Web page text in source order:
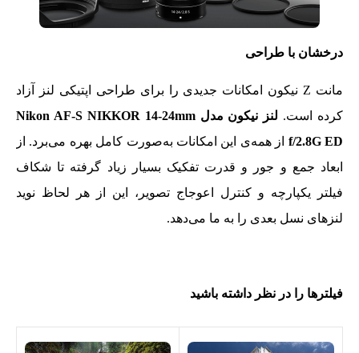
درخشان با طراحی
مانت Z نیکون امکانات جدیدی را برای طراحی اپتیکی لنز آزاد
کرده است.
لنز نیکون مدل Nikon AF-S NIKKOR 14-24mm
f/2.8G ED از همه‌ی این امکانات به‌صورت کامل بهره می‌برد. از
ابعاد جمع و جور و قدرت تفکیک بسیار زیاد گرفته تا شکاف
فیلتر یکپارچه و کنترل اعوجاج تصویر، این از هر لحاظ نوید
لنزهای نسل بعدی را به ما می‌دهد.
فیلترها را در نظر داشته باشید